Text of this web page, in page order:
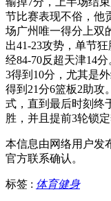
节比赛表现不俗，他
场广州唯一得分上双
出41-23攻势，单节
经84-70反超天津14
3得到10分，尤其是
得到21分6篮板2助攻
式，直到最后时刻终
胜，并且提前3轮锁
本信息由网络用户发
官方联系确认。
标签 : 体育健身